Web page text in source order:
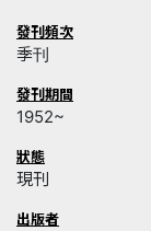
發刊頻次
季刊
發刊期間
1952~
狀態
現刊
出版者